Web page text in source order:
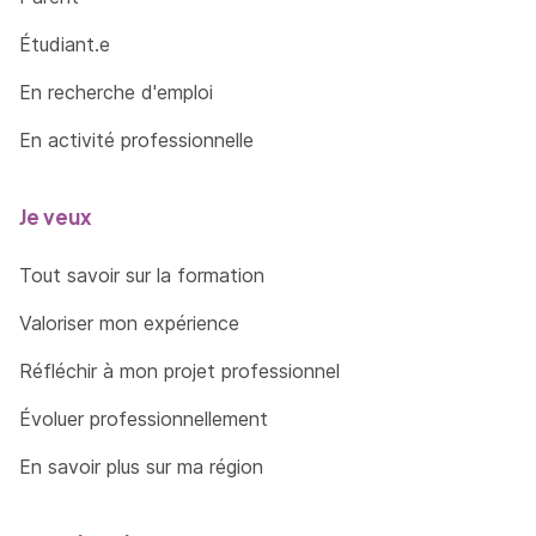
Réaliser et valider les enregistrements relatifs
acquisitions d’immobilisation.
Gérer les échéances relatives aux règlements
Repérer et analyser les écarts entre le relevé
bancaire et les comptes « banque ».
Effectuer un état de rapprochement et
traiter les écarts analysés afin de préparer les
enregistrements adéquats.
Enregistrer les écritures de régularisation
Présenter les principales caractéristiques
Étudiant.e
En recherche d'emploi
En activité professionnelle
Je veux
Tout savoir sur la formation
Valoriser mon expérience
Réfléchir à mon projet professionnel
Évoluer professionnellement
En savoir plus sur ma région